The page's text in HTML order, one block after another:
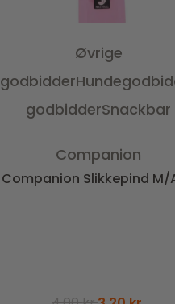
Øvrige
godbidder
godbidderSnackbar
Companion
Companion Slikkepind M/